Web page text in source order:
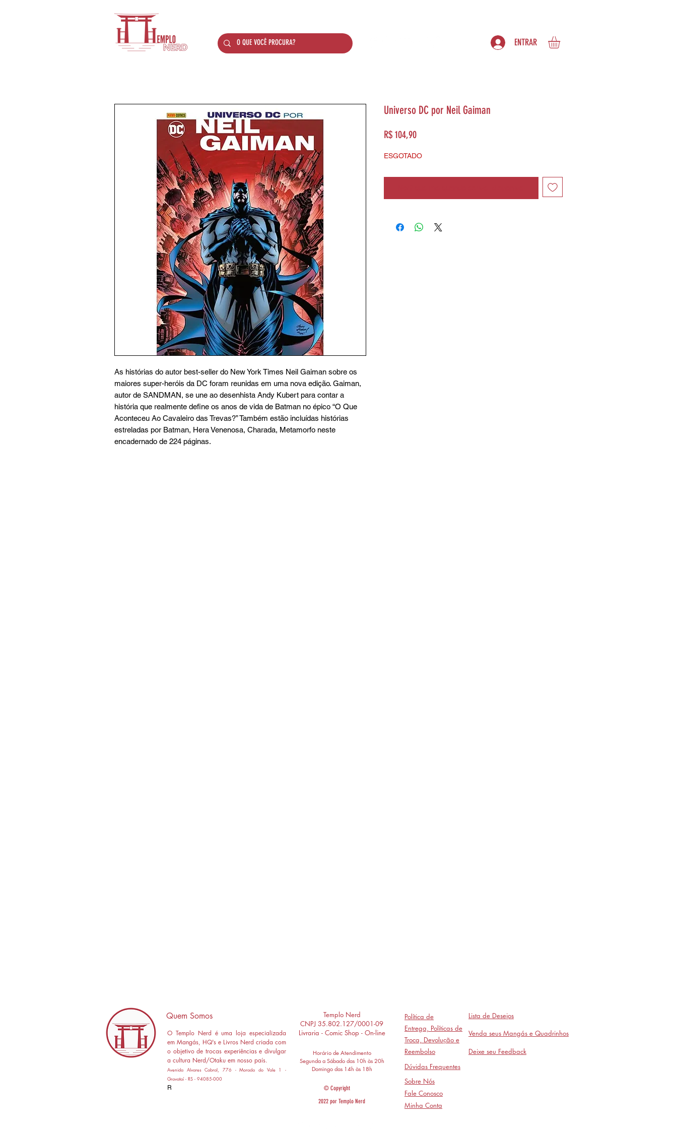
ENTRAR
As histórias do autor best-seller do New York Times Neil Gaiman sobre os
maiores super-heróis da DC foram reunidas em uma nova edição. Gaiman,
autor de SANDMAN, se une ao desenhista Andy Kubert para contar a
história que realmente define os anos de vida de Batman no épico “O Que
Aconteceu Ao Cavaleiro das Trevas?” Também estão incluídas histórias
estreladas por Batman, Hera Venenosa, Charada, Metamorfo neste
encadernado de 224 páginas.
Universo DC por Neil Gaiman
R$ 104,90Preço
ESGOTADO
Quem Somos
O Templo Nerd é uma loja especializada
em Mangás, HQ's e Livros Nerd criada com
o objetivo de trocas experiências e divulgar
a cultura Nerd/Otaku em nosso país.
Avenida Alvares Cabral, 776 - Morada do Vale 1 -
Gravataí - RS - 94085-000
R
Templo Nerd
CNPJ 35.802.127/0001-09
Livraria - Comic Shop - On-line
Horário de Atendimento
Segunda a Sábado das 10h às 20h
Domingo das 14h às 18h
2022 por Templo Nerd
© Copyright
Política de
Entrega, Políticas de
Troca, Devolução e
Reembolso
Lista de Desejos
Venda seus Mangás e Quadrinhos
Deixe seu Feedback
Dúvidas Frequentes
Sobre Nós
Fale Conosco
Minha Conta